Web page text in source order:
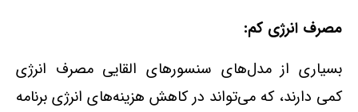
مصرف انرژی کم:
بسیاری از مدل‌های سنسورهای القایی مصرف انرژی
کمی دارند، که می‌تواند در کاهش هزینه‌های انرژی برنامه‌